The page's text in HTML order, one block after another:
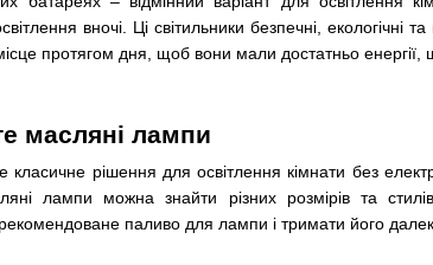
вночі. Ці світильники безпечні,
протягом дня, щоб вони мали достатньо
масляні лампи
рішення для освітлення кімнати без
лампи можна знайти різних розмірів та
рекомендоване паливо для лампи і тримати його